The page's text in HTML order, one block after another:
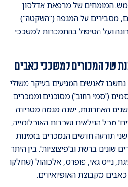
המומחים של מרפאת אדלסון
מסבירים על המגפה ("השקטה")
ועל הטיפול בהתמכרות למשככי
של המכורים למשככי כאבים
נחשבו לאנשים המגיעים בעיקר משולי
('סמי רחוב') מסוכנים וממכרים
האחרונות, ישנה מגמה מטרידה
מכל הגילאים ושכבות האוכלוסייה,
תודעה חדשים הנמכרים בזמינות
שונים ברשת וב'פיצוציות'. בין היתר
נייס גאי, פופרס, אלכוהול (שחלקו
מקבוצת האופיואידים.